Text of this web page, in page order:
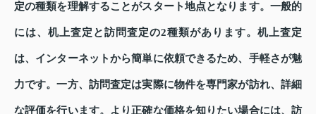
定の種類を理解することがスタート地点となります。一般的
には、机上査定と訪問査定の2種類があります。机上査定
は、インターネットから簡単に依頼できるため、手軽さが魅
力です。一方、訪問査定は実際に物件を専門家が訪れ、詳細
な評価を行います。より正確な価格を知りたい場合には、訪